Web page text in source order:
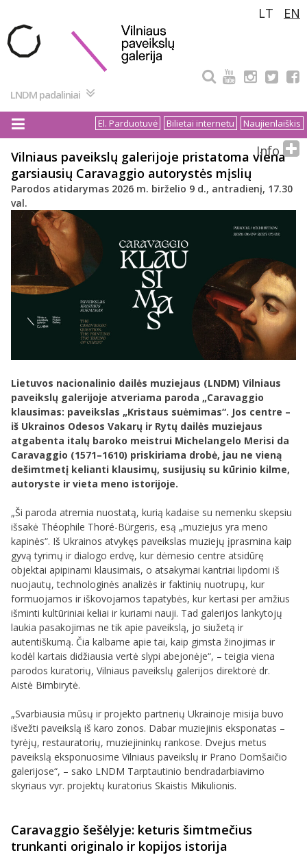
turinio
LT EN
LNDM padaliniai
Naujienlaiškis
Bilietai internetu
El. Parduotuvė
Vilniaus paveikslų galerijoje pristatoma viena
garsiausių Caravaggio autorystės mįslių
Parodos atidarymas 2026 m. birželio 9 d., antradienį, 17.30
val.
Lietuvos nacionalinio dailės muziejaus (LNDM) Vilniaus
paveikslų galerijoje atveriama paroda „Caravaggio
klausimas: paveikslas „Kristaus suėmimas“. Jos centre –
iš Ukrainos Odesos Vakarų ir Rytų dailės muziejaus
atgabenta italų baroko meistrui Michelangelo Merisi da
Caravaggio (1571–1610) priskiriama drobė, jau ne vieną
dešimtmetį kelianti klausimų, susijusių su kūrinio kilme,
autoryste ir vieta meno istorijoje.
„Ši paroda atremia nuostatą, kurią kadaise su nemenku skepsiu
išsakė Théophile Thoré-Bürgeris, esą „muziejus yra meno
kapinės“. Iš Ukrainos atvykęs paveikslas muziejų įprasmina kaip
gyvą tyrimų ir dialogo erdvę, kur dėmesio centre atsidūrę
objektai apipinami klausimais, o atsakymai kantriai lipdomi iš
nuojautų, technologinės analizės ir faktinių nuotrupų, kur
formuojamos ir iškovojamos tapatybės, kur kertasi per amžius
išminti kultūriniai keliai ir kuriami nauji. Tad galerijos lankytojų
laukia pasakojimas ne tik apie paveikslą, jo siužetą ir
autentiškumą. Čia kalbame apie tai, kaip gimsta žinojimas ir
kodėl kartais didžiausia vertė slypi abejonėje“, – teigia viena
parodos kuratorių, Vilniaus paveikslų galerijos direktorė dr.
Aistė Bimbirytė.
„Svarbiausia mūsų ir projekto partnerių Ukrainoje misija buvo
išvežti paveikslą iš karo zonos. Dabar muziejinis eksponatas –
tyrėjų, restauratorių, muziejininkų rankose. Dvejus metus
paveikslą eksponuosime Vilniaus paveikslų ir Prano Domšaičio
galerijose“, – sako LNDM Tarptautinio bendradarbiavimo
skyriaus vyr. projektų kuratorius Skaistis Mikulionis.
Caravaggio šešėlyje: keturis šimtmečius
trunkanti originalo ir kopijos istorija
Info